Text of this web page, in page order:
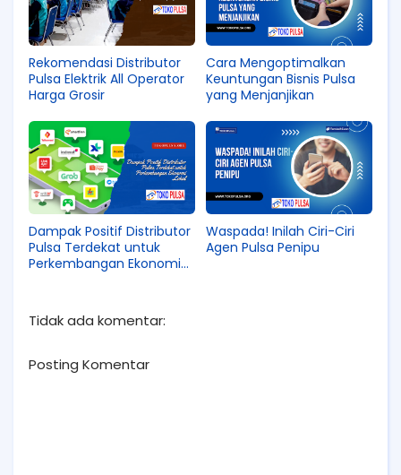
Rekomendasi Distributor
Pulsa Elektrik All Operator
Harga Grosir
Cara Mengoptimalkan
Keuntungan Bisnis Pulsa
yang Menjanjikan
Dampak Positif Distributor
Pulsa Terdekat untuk
Perkembangan Ekonomi
Waspada! Inilah Ciri-Ciri
Agen Pulsa Penipu
Tidak ada komentar:
Posting Komentar